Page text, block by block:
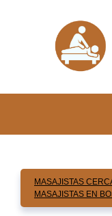
MASAJISTAS
MASAJISTAS EN